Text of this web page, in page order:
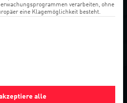
COBO“ und derenverarbeiten, ohne
eine Klagemöglichkeit besteht.
Gruppen, für die eine
akzeptiere alle